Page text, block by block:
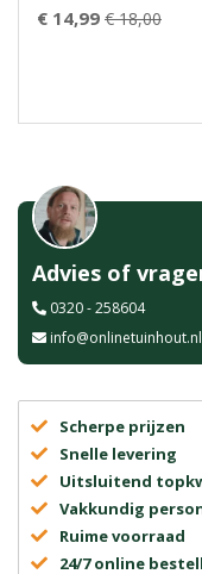
€ 14,99 € 18,00
Advies of
0320 - 258604
info@onlinetuinhout.nl
Scherpe prijzen
Snelle levering
Uitsluitend
Vakkundig
Ruime voorraad
24/7 online